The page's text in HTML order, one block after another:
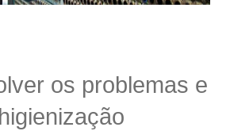
os problemas e